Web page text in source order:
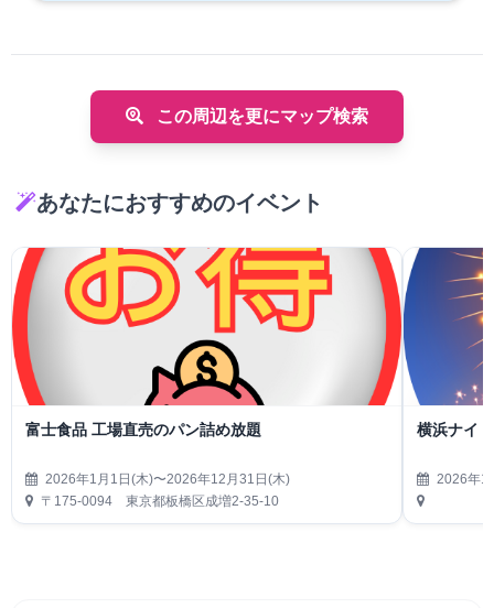
この周辺を更にマップ検索
あなたにおすすめのイベント
富士食品 工場直売のパン詰め放題
2026年1月1日(木)〜2026年12月31日(木)
〒175-0094 東京都板橋区成増2-35-10
横浜ナイ
2026年1